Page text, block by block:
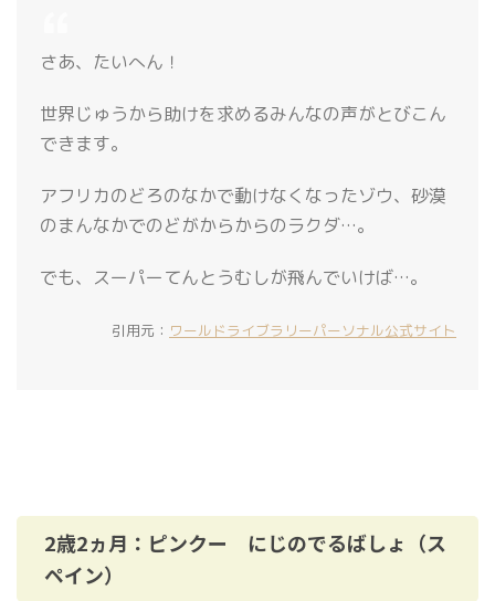
さあ、たいへん！
世界じゅうから助けを求めるみんなの声がとびこん
できます。
アフリカのどろのなかで動けなくなったゾウ、砂漠
のまんなかでのどがからからのラクダ…。
でも、スーパーてんとうむしが飛んでいけば…。
引用元： ワールドライブラリーパーソナル公式サイト
2歳2ヵ月：ピンクー にじのでるばしょ（ス
ペイン）